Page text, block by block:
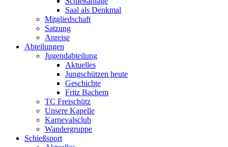
Saal als Denkmal
Mitgliedschaft
Satzung
Anreise
Abteilungen
Jugendabteilung
Aktuelles
Jungschützen heute
Geschichte
Fritz Bachem
TC Freischütz
Unsere Kapelle
Karnevalsclub
Wandergruppe
Schießsport